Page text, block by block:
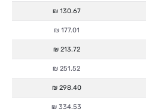
130.67 ₪
177.01 ₪
213.72 ₪
251.52 ₪
298.40 ₪
334.53 ₪